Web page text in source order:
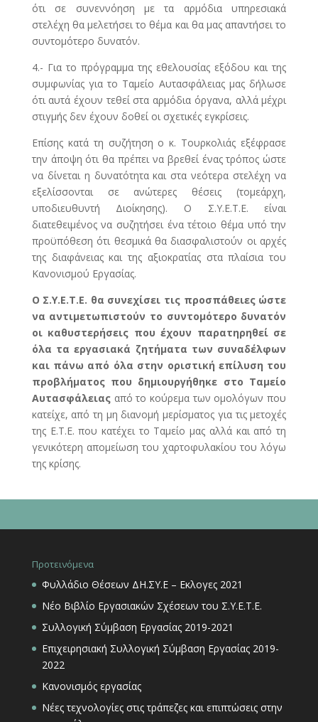
ότι σε συνεννόηση με τα αρμόδια υπηρεσιακά
στελέχη θα μελετήσει το θέμα και θα μας απαντήσει το
συντομότερο δυνατόν.
4.- Για το πρόγραμμα της εθελουσίας εξόδου και της
συμφωνίας για το Ταμείο Αυτασφάλειας μας δήλωσε
ότι αυτά έχουν τεθεί στα αρμόδια όργανα, αλλά μέχρι
στιγμής δεν έχουν δοθεί οι σχετικές εγκρίσεις.
Επίσης κατά τη συζήτηση ο κ. Τουρκολιάς εξέφρασε
την άποψη ότι θα πρέπει να βρεθεί ένας τρόπος ώστε
να δίνεται η δυνατότητα και στα νεότερα στελέχη να
εξελίσσονται σε ανώτερες θέσεις (τομεάρχη,
υποδιευθυντή Διοίκησης). Ο Σ.Υ.Ε.Τ.Ε. είναι
διατεθειμένος να συζητήσει ένα τέτοιο θέμα υπό την
προϋπόθεση ότι θεσμικά θα διασφαλιστούν οι αρχές
της διαφάνειας και της αξιοκρατίας στα πλαίσια του
Κανονισμού Εργασίας.
Ο Σ.Υ.Ε.Τ.Ε. θα συνεχίσει τις προσπάθειες ώστε
να αντιμετωπιστούν το συντομότερο δυνατόν
οι καθυστερήσεις που έχουν παρατηρηθεί σε
όλα τα εργασιακά ζητήματα των συναδέλφων
και πάνω από όλα στην οριστική επίλυση του
προβλήματος που δημιουργήθηκε στο Ταμείο
Αυτασφάλειαςαπό το κούρεμα των ομολόγων που
κατείχε, από τη μη διανομή μερίσματος για τις μετοχές
της Ε.Τ.Ε. που κατέχει το Ταμείο μας αλλά και από τη
γενικότερη απομείωση του χαρτοφυλακίου του λόγω
της κρίσης.
Προτεινόμενα
Φυλλάδιο Θέσεων ΔΗ.ΣΥ.Ε – Εκλογες 2021
Νέο Βιβλίο Εργασιακών Σχέσεων του Σ.Υ.Ε.Τ.Ε.
Συλλογική Σύμβαση Εργασίας 2019-2021
Επιχειρησιακή Συλλογική Σύμβαση Εργασίας 2019-
2022
Κανονισμός εργασίας
Νέες τεχνολογίες στις τράπεζες και επιπτώσεις στην